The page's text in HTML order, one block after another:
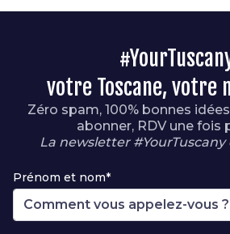
votre Toscane, votre
Zéro spam, 100% bonnes
abonner, RDV une fois
La newsletter #YourTuscany
Prénom et nom*